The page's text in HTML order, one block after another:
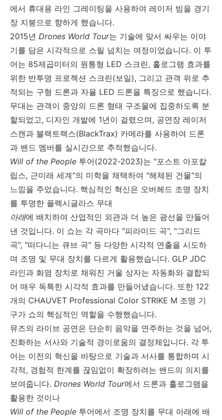
에서 휴대용 라인 그레이팅을 사용하여 레이저 빔을 경기
장 지붕으로 향하게 했습니다.
2015년 Drones World Tour는 기술에 맞서 싸우는 이야
기를 담은 시각적으로 스릴 넘치는 여정이었습니다. 이 투
어는 85제곱미터의 원통형 LED 스크린, 홀로그램 효과를
위한 반투명 프로젝션 스크린(보일), 그리고 관객 위로 추
적되는 구형 드론과 자율 LED 드론을 특징으로 했습니다.
무대는 관객이 중앙의 드론 형태 구조물에 집중하도록 분
할되었고, 디자인 개발에 1년이 걸렸으며, 공연장 레이저
스캔과 블랙트랙스(BlackTrax) 카메라를 사용하여 드론
과 밴드 멤버를 실시간으로 추적했습니다.
Will of the People 투어(2022-2023)는 "포스트 아포칼
립스, 근미래 세계"의 미학을 채택하여 "해체된 건물"의
느낌을 주었습니다. 핵심적인 혁신은 오버헤드 조명 장치
를 투명한 플렉시글라스 무대
아래에 배치하여 산업적인 외관과 더 높은 광선을 만들어
낸 것입니다. 이 쇼는 각 곡마다 "피라미드 곡", "그리드
곡", "떠다니는 큐브 곡" 등 다양한 시각적 연출을 시도하
며 조명 및 무대 장치를 다르게 활용했습니다. GLP JDC
라인과 화염 장치로 채워진 거울 상자는 자동화와 결합되
어 매우 독특한 시각적 효과를 만들어냈습니다. 또한 122
개의 CHAUVET Professional Color STRIKE M 조명 기
구가 쇼의 핵심적인 역할을 수행했습니다.
뮤즈의 라이브 공연은 단순히 음악을 연주하는 것을 넘어,
진화하는 서사와 기술적 경이로움의 결정체입니다. 각 투
어는 이전의 혁신을 바탕으로 기술과 서사를 통합하며 시
각적, 경험적 한계를 끊임없이 확장하려는 밴드의 의지를
보여줍니다. Drones World Tour에서 드론과 홀로그램을
활용한 것이나
Will of the People 투어에서 조명 장치를 무대 아래에 배